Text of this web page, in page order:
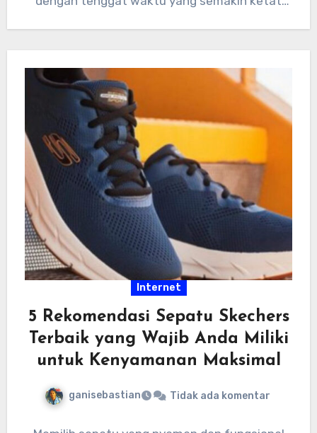
Internet
5 Rekomendasi Sepatu Skechers
Terbaik yang Wajib Anda Miliki
untuk Kenyamanan Maksimal
ganisebastian Tidak ada komentar